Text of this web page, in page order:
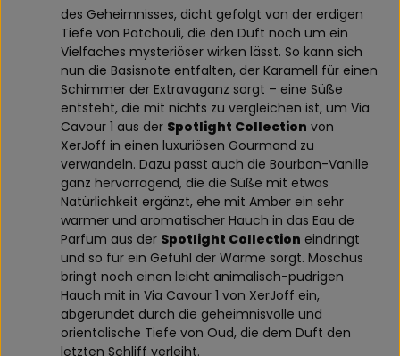
des Geheimnisses, dicht gefolgt von der erdigen
Tiefe von Patchouli, die den Duft noch um ein
Vielfaches mysteriöser wirken lässt. So kann sich
nun die Basisnote entfalten, der Karamell für einen
Schimmer der Extravaganz sorgt – eine Süße
entsteht, die mit nichts zu vergleichen ist, um Via
Cavour 1 aus der Spotlight Collection von
XerJoff in einen luxuriösen Gourmand zu
verwandeln. Dazu passt auch die Bourbon-Vanille
ganz hervorragend, die die Süße mit etwas
Natürlichkeit ergänzt, ehe mit Amber ein sehr
warmer und aromatischer Hauch in das Eau de
Parfum aus der Spotlight Collection eindringt
und so für ein Gefühl der Wärme sorgt. Moschus
bringt noch einen leicht animalisch-pudrigen
Hauch mit in Via Cavour 1 von XerJoff ein,
abgerundet durch die geheimnisvolle und
orientalische Tiefe von Oud, die dem Duft den
letzten Schliff verleiht.